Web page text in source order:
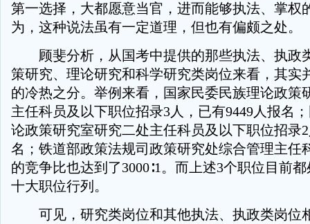
第一选择，大都愿意当官，进而能够执法、掌权
为，这种说法虽有一定道理，但也有偏颇之处。
顾斐分析，从国考中提供的那些执法、执政
策研究、理论研究和科学研究类岗位来看，其实
的冷热之分。举例来看，国家民委民族理论政策
主任科员及以下职位招录3人，已有9449人报名
论政策研究室研究二处主任科员及以下职位招录
名；铁道部政策法规司政策研究处综合管理主任
的竞争比也达到了3000∶1。而上述3个职位目前
十大职位行列。
可见，研究类岗位和其他执法、执政类岗位